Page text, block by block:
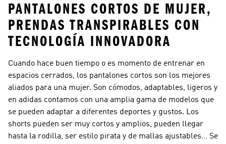
PANTALONES CORTOS DE MUJER,
PRENDAS TRANSPIRABLES CON
TECNOLOGÍA INNOVADORA
Cuando hace buen tiempo o es momento de entrenar en
espacios cerrados, los pantalones cortos son los mejores
aliados para una mujer. Son cómodos, adaptables, ligeros y
en adidas contamos con una amplia gama de modelos que
se pueden adaptar a diferentes deportes y gustos. Los
shorts pueden ser muy cortos y amplios, pueden llegar
hasta la rodilla, ser estilo pirata y de mallas ajustables… Se